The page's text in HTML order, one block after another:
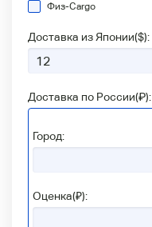
Физ-Сargo
Доставка из Японии($):
Доставка по России(₽):
Город:
Оценка(₽):